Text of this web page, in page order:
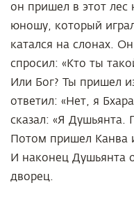
он пришел в этот лес
юношу, который
катался на слонах.
спросил: «Кто ты
Или Бог? Ты пришел
ответил: «Нет, я
сказал: «Я Душьянта.
Потом пришел Канва
И наконец Душьянта
дворец.